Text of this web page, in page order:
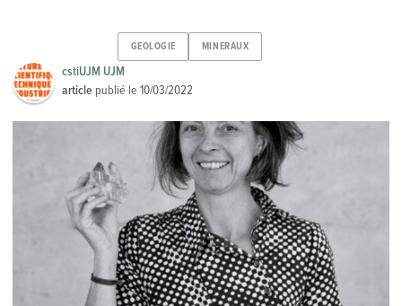
GEOLOGIE MINERAUX
cstiUJM UJM
article publié le10/03/2022